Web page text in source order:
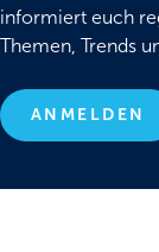
informiert euch
Themen, Trends
ANMELDEN